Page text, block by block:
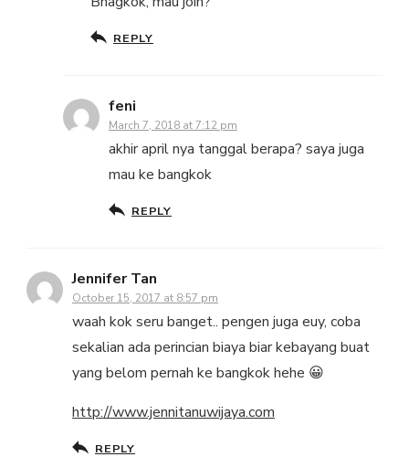
REPLY
feni
March 7, 2018 at 7:12 pm
akhir april nya tanggal berapa? saya juga
mau ke bangkok
REPLY
Jennifer Tan
October 15, 2017 at 8:57 pm
waah kok seru banget.. pengen juga euy, coba
sekalian ada perincian biaya biar kebayang buat
yang belom pernah ke bangkok hehe 😀
http://www.jennitanuwijaya.com
REPLY